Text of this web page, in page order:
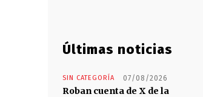
Últimas noticias
SIN CATEGORÍA 07/08/2026
Roban cuenta de X de la